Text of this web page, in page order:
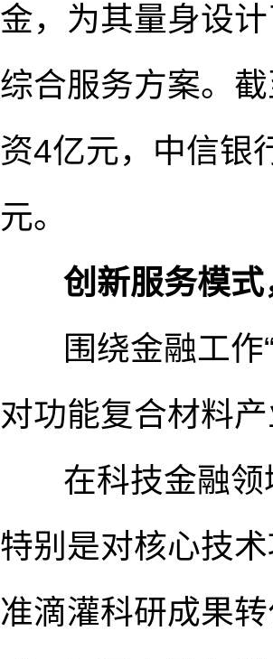
金，为其量身设
综合服务方案。
资4亿元，中信银
元。
创新服务模
围绕金融工作“
对功能复合材料
在科技金融领
特别是对核心技
准滴灌科研成果